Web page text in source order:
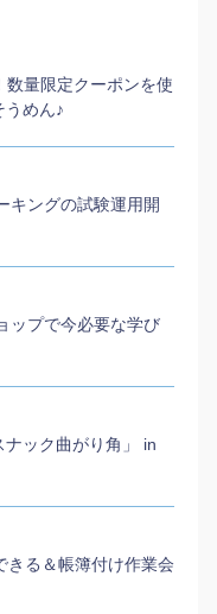
数量限定クーポンを使
うめん♪
キングの試験運用開
ップで今必要な学び
ナック曲がり角」 in
る＆帳簿付け作業会